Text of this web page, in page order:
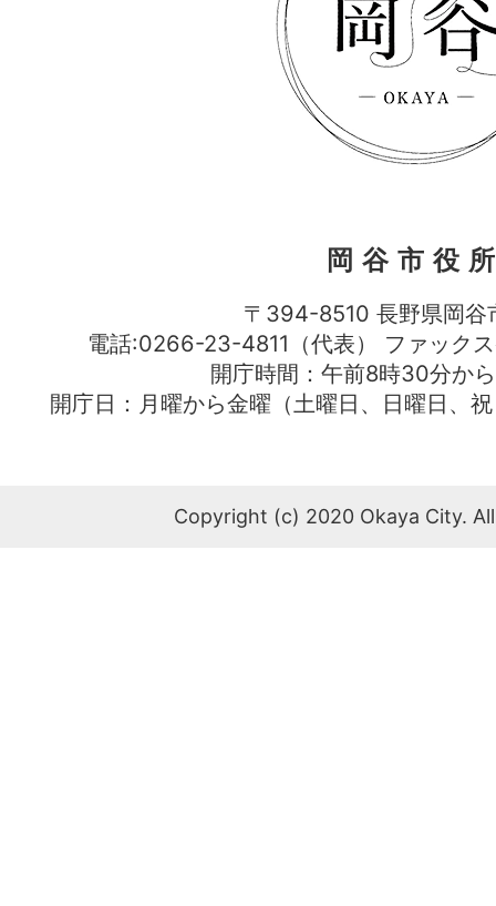
岡谷市役
〒394-8510 長野県岡谷
電話:0266-23-4811（代表） ファッ
開庁時間：午前8時30分か
開庁日：月曜から金曜（土曜日、日曜日、
Copyright (c) 2020 Okaya City.